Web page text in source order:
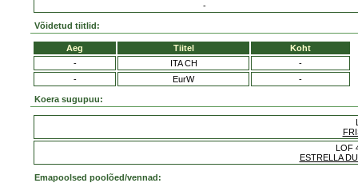
-
Võidetud tiitlid:
Aeg Tiitel
Koht
-
ITA CH
-
-
EurW -
Koera sugupuu:
LOF
ESTRELLA
Emapoolsed poolõed/vennad: